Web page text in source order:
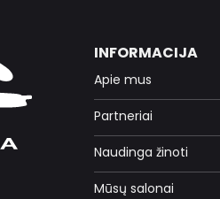
INFORMACIJA
Apie mus
Partneriai
Naudinga žinoti
Mūsų salonai